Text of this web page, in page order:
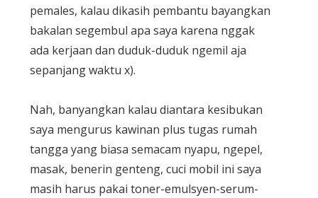
pemales, kalau dikasih pembantu bayangkan
bakalan segembul apa saya karena nggak
ada kerjaan dan duduk-duduk ngemil aja
sepanjang waktu x).
Nah, banyangkan kalau diantara kesibukan
saya mengurus kawinan plus tugas rumah
tangga yang biasa semacam nyapu, ngepel,
masak, benerin genteng, cuci mobil ini saya
masih harus pakai toner-emulsyen-serum-